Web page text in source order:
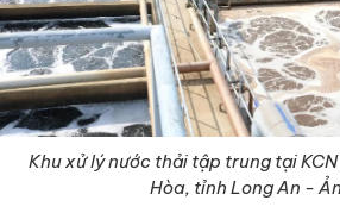
Khu xử lý nước thải tập trung tại
Hòa, tỉnh Long An -